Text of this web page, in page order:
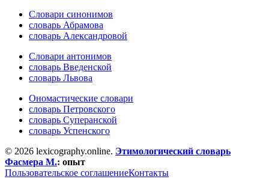
Словари синонимов
словарь Абрамова
словарь Александровой
Словари антонимов
словарь Введенской
словарь Львова
Ономастические словари
словарь Петровского
словарь Суперанской
словарь Успенского
© 2026 lexicography.online. Этимологический словарь
Фасмера М.: опыт
Пользовательское соглашениеКонтакты